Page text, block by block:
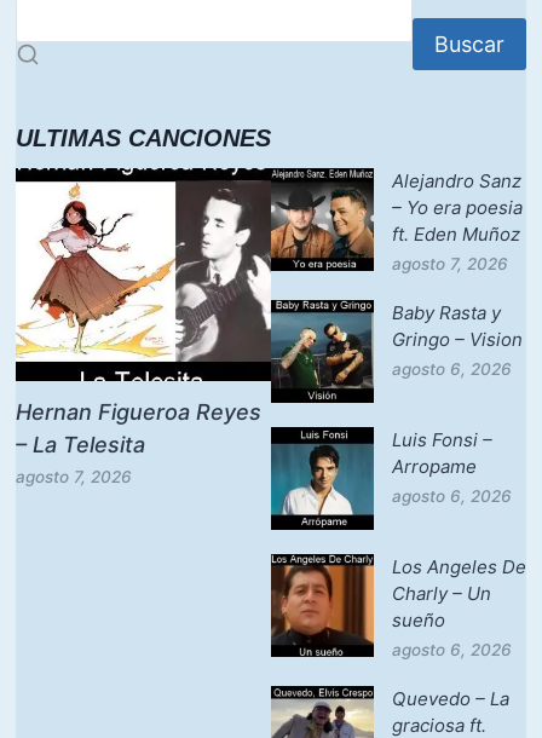
Buscar
ULTIMAS CANCIONES
Hernan Figueroa Reyes
– La Telesita
agosto 7, 2026
Alejandro Sanz
– Yo era poesia
ft. Eden Muñoz
agosto 7, 2026
Baby Rasta y
Gringo – Vision
agosto 6, 2026
Luis Fonsi –
Arropame
agosto 6, 2026
Los Angeles De
Charly – Un
sueño
agosto 6, 2026
Quevedo – La
graciosa ft.